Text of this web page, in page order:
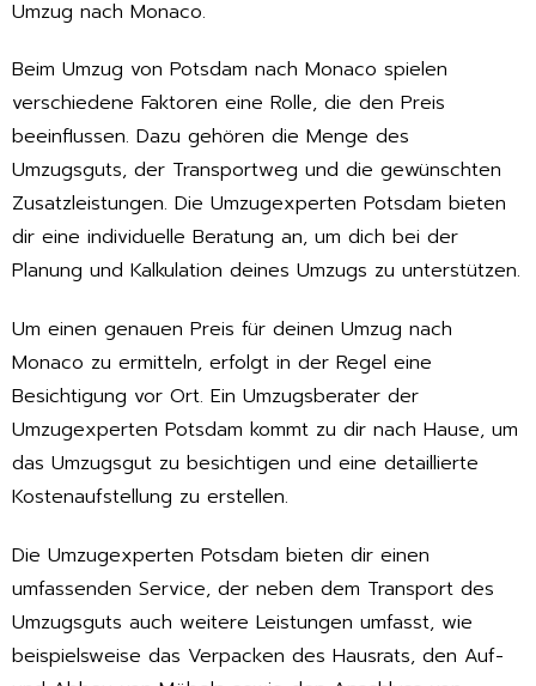
Umzug nach Monaco.
Beim Umzug von Potsdam nach Monaco spielen
verschiedene Faktoren eine Rolle, die den Preis
beeinflussen. Dazu gehören die Menge des
Umzugsguts, der Transportweg und die gewünschten
Zusatzleistungen. Die Umzugexperten Potsdam bieten
dir eine individuelle Beratung an, um dich bei der
Planung und Kalkulation deines Umzugs zu unterstützen.
Um einen genauen Preis für deinen Umzug nach
Monaco zu ermitteln, erfolgt in der Regel eine
Besichtigung vor Ort. Ein Umzugsberater der
Umzugexperten Potsdam kommt zu dir nach Hause, um
das Umzugsgut zu besichtigen und eine detaillierte
Kostenaufstellung zu erstellen.
Die Umzugexperten Potsdam bieten dir einen
umfassenden Service, der neben dem Transport des
Umzugsguts auch weitere Leistungen umfasst, wie
beispielsweise das Verpacken des Hausrats, den Auf-